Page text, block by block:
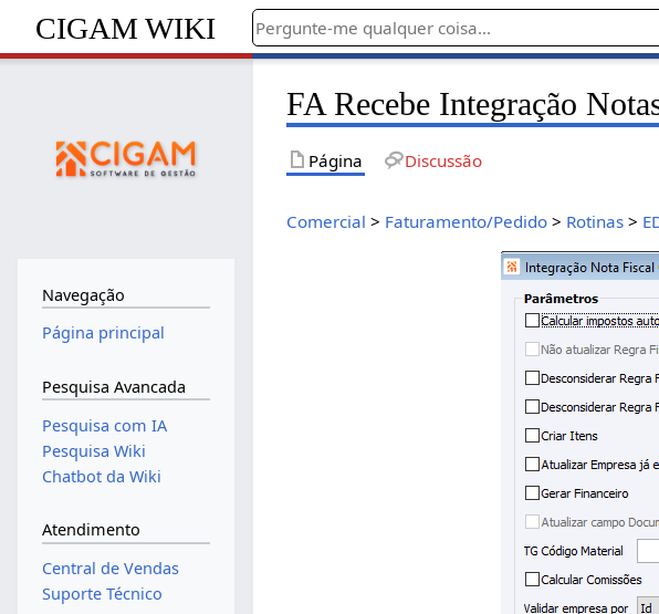
CIGAM WIKI
FA Recebe Integração
Página Discussão
Comercial > Faturamento/Pedido > Rotinas >
Navegação
Página principal
Pesquisa Avancada
Pesquisa com IA
Pesquisa Wiki
Chatbot da Wiki
Atendimento
Central de Vendas
Suporte Técnico